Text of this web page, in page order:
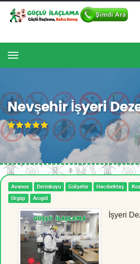
Menu
Nevşehir İşyeri
Avanos Derinkuyu Gülşehir Hacıbektaş
Ürgüp
Acıgöl
İşyeri